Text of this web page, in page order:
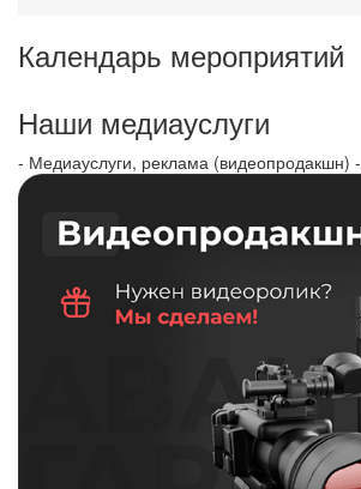
Календарь мероприятий
Наши медиауслуги
- Медиауслуги, реклама (видеопродакшн) -